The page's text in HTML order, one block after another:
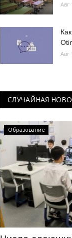
Авг
Авг
СЛУЧАЙНАЯ
Образование